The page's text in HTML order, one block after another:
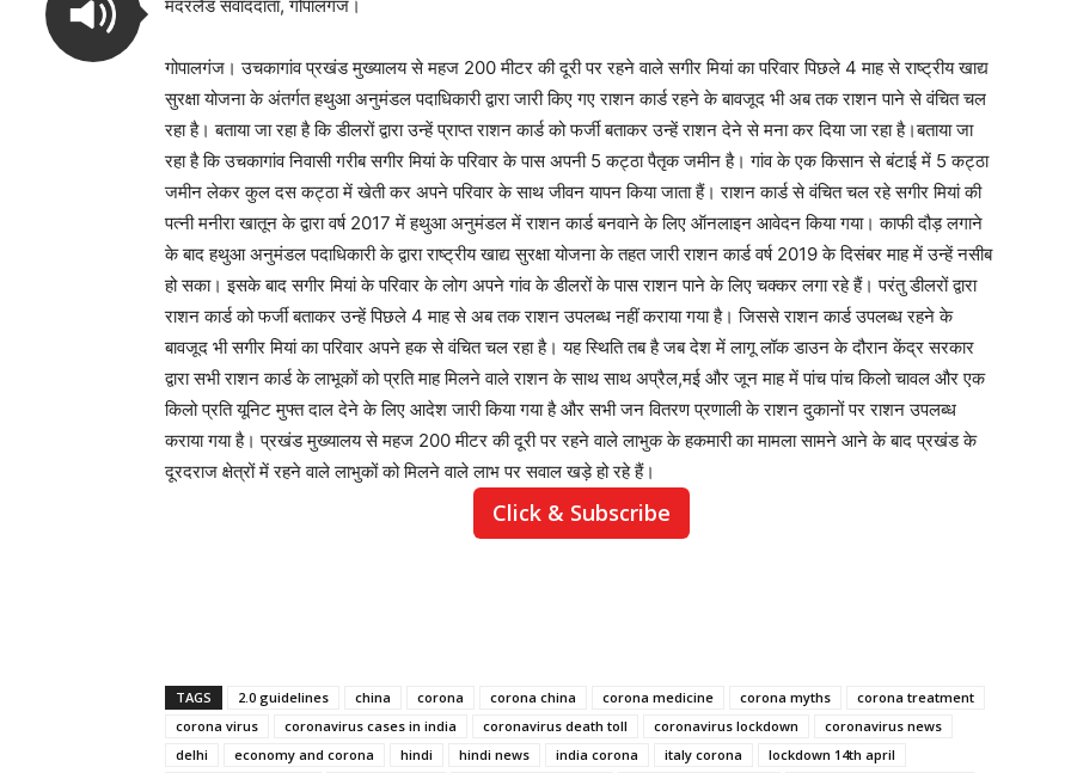
मदरलैंड संवाददाता, गोपालगंज।
गोपालगंज। उचकागांव प्रखंड मुख्यालय से महज 200 मीटर की दूरी पर रहने वाले सगीर मियां का परिवार पिछले 4 माह से राष्ट्रीय खाद्य
सुरक्षा योजना के अंतर्गत हथुआ अनुमंडल पदाधिकारी द्वारा जारी किए गए राशन कार्ड रहने के बावजूद भी अब तक राशन पाने से वंचित चल
रहा है। बताया जा रहा है कि डीलरों द्वारा उन्हें प्राप्त राशन कार्ड को फर्जी बताकर उन्हें राशन देने से मना कर दिया जा रहा है।बताया जा
रहा है कि उचकागांव निवासी गरीब सगीर मियां के परिवार के पास अपनी 5 कट्ठा पैतृक जमीन है। गांव के एक किसान से बंटाई में 5 कट्ठा
जमीन लेकर कुल दस कट्ठा में खेती कर अपने परिवार के साथ जीवन यापन किया जाता हैं। राशन कार्ड से वंचित चल रहे सगीर मियां की
पत्नी मनीरा खातून के द्वारा वर्ष 2017 में हथुआ अनुमंडल में राशन कार्ड बनवाने के लिए ऑनलाइन आवेदन किया गया। काफी दौड़ लगाने
के बाद हथुआ अनुमंडल पदाधिकारी के द्वारा राष्ट्रीय खाद्य सुरक्षा योजना के तहत जारी राशन कार्ड वर्ष 2019 के दिसंबर माह में उन्हें नसीब
हो सका। इसके बाद सगीर मियां के परिवार के लोग अपने गांव के डीलरों के पास राशन पाने के लिए चक्कर लगा रहे हैं। परंतु डीलरों द्वारा
राशन कार्ड को फर्जी बताकर उन्हें पिछले 4 माह से अब तक राशन उपलब्ध नहीं कराया गया है। जिससे राशन कार्ड उपलब्ध रहने के
बावजूद भी सगीर मियां का परिवार अपने हक से वंचित चल रहा है। यह स्थिति तब है जब देश में लागू लॉक डाउन के दौरान केंद्र सरकार
द्वारा सभी राशन कार्ड के लाभूकों को प्रति माह मिलने वाले राशन के साथ साथ अप्रैल,मई और जून माह में पांच पांच किलो चावल और एक
किलो प्रति यूनिट मुफ्त दाल देने के लिए आदेश जारी किया गया है और सभी जन वितरण प्रणाली के राशन दुकानों पर राशन उपलब्ध
कराया गया है। प्रखंड मुख्यालय से महज 200 मीटर की दूरी पर रहने वाले लाभुक के हकमारी का मामला सामने आने के बाद प्रखंड के
दूरदराज क्षेत्रों में रहने वाले लाभुकों को मिलने वाले लाभ पर सवाल खड़े हो रहे हैं।
Click & Subscribe
TAGS 2.0 guidelines china corona corona china corona medicine corona myths
corona treatment
corona virus
coronavirus cases in india coronavirus death toll coronavirus lockdown
coronavirus news
delhi
economy and corona hindi hindi news india corona italy corona
lockdown 14th april